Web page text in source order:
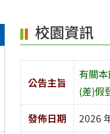
校園資訊
公告主旨
有關
(差)假
發佈日期
2026